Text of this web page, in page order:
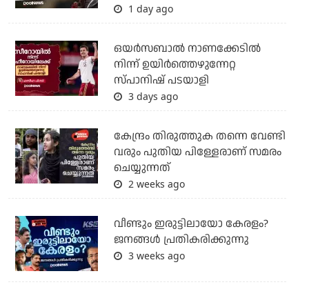
1 day ago
ഒയര്‍സബാൽ നാണക്കേടിൽ
നിന്ന് ഉയിർത്തെഴുന്നേറ്റ
സ്പാനിഷ് പടയാളി
3 days ago
കേന്ദ്രം തിരുത്തുക തന്നെ വേണ്ടി
വരും പുതിയ പിള്ളേരാണ് സമരം
ചെയ്യുന്നത്
2 weeks ago
വീണ്ടും ഇരുട്ടിലായോ കേരളം?
ജനങ്ങൾ പ്രതികരിക്കുന്നു
3 weeks ago